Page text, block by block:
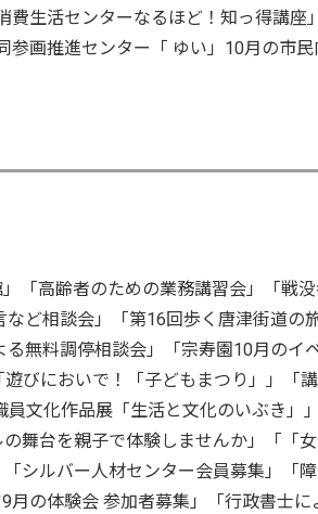
生活センターなるほど！知っ得講座」
参画推進センター「 ゆい」10月の市民
「高齢者のための業務講習会」「戦
ど相談会」「第16回歩く唐津街道の旅
る無料調停相談会」「宗寿園10月のイ
びにおいで！「子どもまつり」」「
文化作品展「生活と文化のいぶき」」
舞台を親子で体験しませんか」「「
シルバー人材センター会員募集」「
月の体験会 参加者募集」「行政書士に